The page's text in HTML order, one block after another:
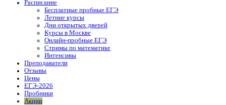
Расписание
Бесплатные пробные ЕГЭ
Летние курсы
Дни открытых дверей
Курсы в Москве
Онлайн-пробные ЕГЭ
Стримы по математике
Интенсивы
Преподаватели
Отзывы
Цены
ЕГЭ-2026
Пробники
Акции